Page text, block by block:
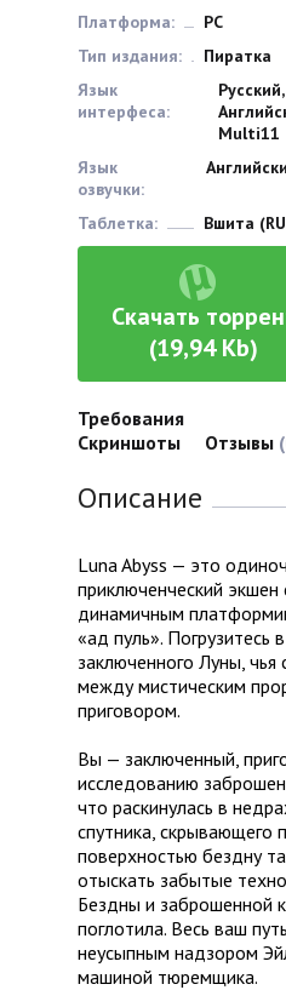
Платформа:
PC
Тип издания:
Пиратка
Язык
интерфеса:
Русский,
Multi11
Язык
озвучки:
Таблетка: Вшита
Скачать
(19,94 Kb)
Требования
Скриншоты
Отзывы
Описание
Luna Abyss — это
приключенческий
динамичным
«ад пуль».
заключенного Луны, чья
между мистическим
приговором.
Вы — заключенный,
исследованию
что раскинулась в
спутника, скрывающего
поверхностью бездну
отыскать забытые
Бездны и заброшенной
поглотила. Весь ваш
неусыпным надзором
машиной тюремщика.